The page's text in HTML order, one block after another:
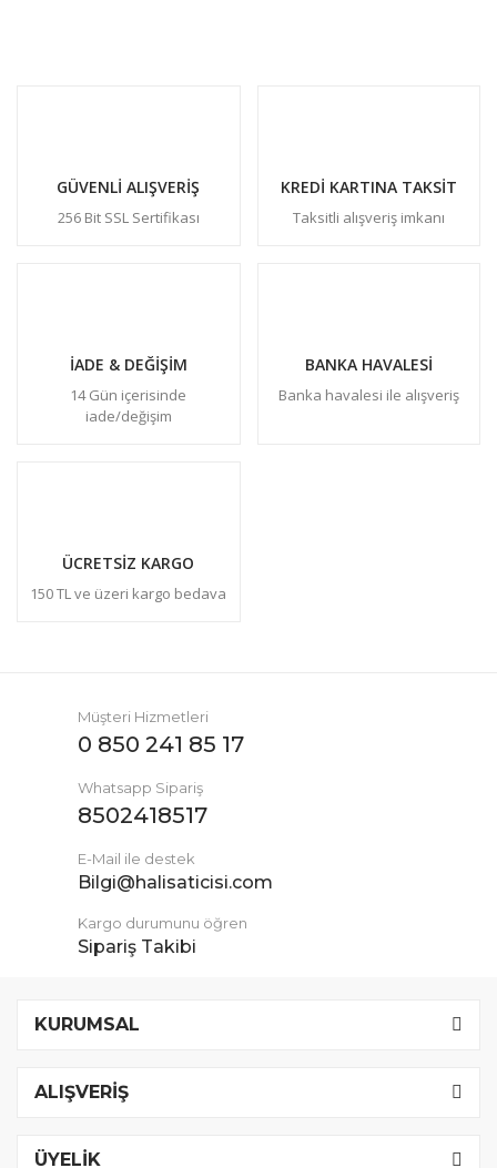
GÜVENLİ ALIŞVERİŞ
256 Bit SSL Sertifikası
KREDİ KARTINA TAKSİT
Taksitli alışveriş imkanı
İADE & DEĞİŞİM
14 Gün içerisinde
iade/değişim
BANKA HAVALESİ
Banka havalesi ile alışveriş
ÜCRETSİZ KARGO
150 TL ve üzeri kargo bedava
Müşteri Hizmetleri
0 850 241 85 17
Whatsapp Sipariş
8502418517
E-Mail ile destek
Bilgi@halisaticisi.com
Kargo durumunu öğren
Sipariş Takibi
KURUMSAL
ALIŞVERİŞ
ÜYELİK